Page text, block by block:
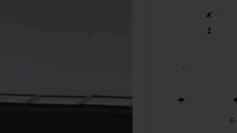
-
-
-
-
-